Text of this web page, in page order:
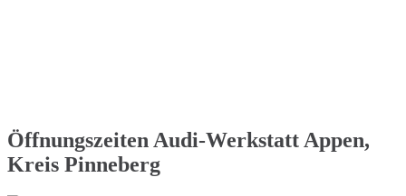
Öffnungszeiten Audi-Werkstatt Appen,
Kreis Pinneberg